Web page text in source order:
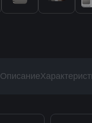
Описание